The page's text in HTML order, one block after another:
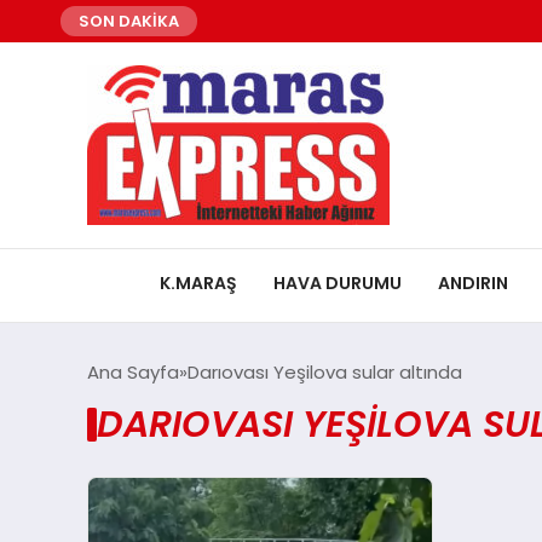
SON DAKİKA
K.MARAŞ HAVA DURUMU ANDIRIN
Ana Sayfa Darıovası Yeşilova sular altında
DARIOVASI YEŞILOVA